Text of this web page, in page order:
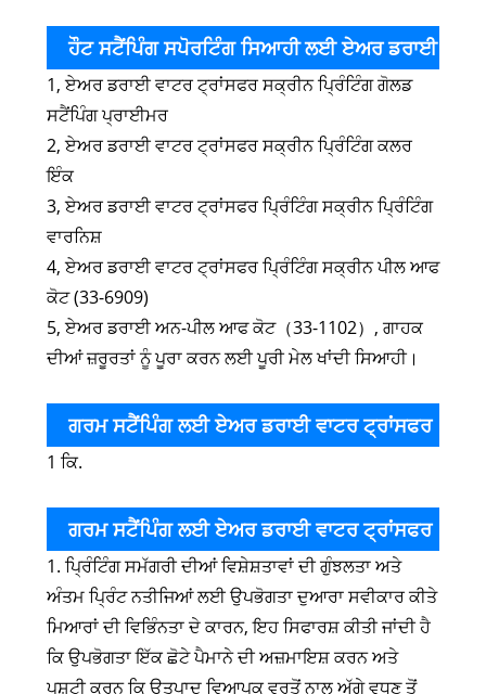
ਹੌਟ ਸਟੈਂਪਿੰਗ ਸਪੋਰਟਿੰਗ ਸਿਆਹੀ ਲਈ ਏਅਰ ਡਰਾਈ
ਵਾਟਰ ਟ੍ਰਾਂਸਫਰ ਸਕ੍ਰੀਨ ਪ੍ਰਿੰਟਿੰਗ ਬੈਰੀਅਰ ਸਿਆਹੀ
1, ਏਅਰ ਡਰਾਈ ਵਾਟਰ ਟ੍ਰਾਂਸਫਰ ਸਕ੍ਰੀਨ ਪ੍ਰਿੰਟਿੰਗ ਗੋਲਡ
ਸਟੈਂਪਿੰਗ ਪ੍ਰਾਈਮਰ
2, ਏਅਰ ਡਰਾਈ ਵਾਟਰ ਟ੍ਰਾਂਸਫਰ ਸਕ੍ਰੀਨ ਪ੍ਰਿੰਟਿੰਗ ਕਲਰ
ਇੰਕ
3, ਏਅਰ ਡਰਾਈ ਵਾਟਰ ਟ੍ਰਾਂਸਫਰ ਪ੍ਰਿੰਟਿੰਗ ਸਕ੍ਰੀਨ ਪ੍ਰਿੰਟਿੰਗ
ਵਾਰਨਿਸ਼
4, ਏਅਰ ਡਰਾਈ ਵਾਟਰ ਟ੍ਰਾਂਸਫਰ ਪ੍ਰਿੰਟਿੰਗ ਸਕ੍ਰੀਨ ਪੀਲ ਆਫ
ਕੋਟ (33-6909)
5, ਏਅਰ ਡਰਾਈ ਅਨ-ਪੀਲ ਆਫ ਕੋਟ（33-1102）, ਗਾਹਕ
ਦੀਆਂ ਜ਼ਰੂਰਤਾਂ ਨੂੰ ਪੂਰਾ ਕਰਨ ਲਈ ਪੂਰੀ ਮੇਲ ਖਾਂਦੀ ਸਿਆਹੀ।
ਗਰਮ ਸਟੈਂਪਿੰਗ ਲਈ ਏਅਰ ਡਰਾਈ ਵਾਟਰ ਟ੍ਰਾਂਸਫਰ
ਸਕ੍ਰੀਨ ਪ੍ਰਿੰਟਿੰਗ ਬੈਰੀਅਰ ਇੰਕ ਦਾ ਪੈਕੇਜ
1 ਕਿ.
ਗਰਮ ਸਟੈਂਪਿੰਗ ਲਈ ਏਅਰ ਡਰਾਈ ਵਾਟਰ ਟ੍ਰਾਂਸਫਰ
ਸਕ੍ਰੀਨ ਪ੍ਰਿੰਟਿੰਗ ਬੈਰੀਅਰ ਇੰਕ ਲਈ ਸਾਵਧਾਨੀਆਂ
1. ਪ੍ਰਿੰਟਿੰਗ ਸਮੱਗਰੀ ਦੀਆਂ ਵਿਸ਼ੇਸ਼ਤਾਵਾਂ ਦੀ ਗੁੰਝਲਤਾ ਅਤੇ
ਅੰਤਮ ਪ੍ਰਿੰਟ ਨਤੀਜਿਆਂ ਲਈ ਉਪਭੋਗਤਾ ਦੁਆਰਾ ਸਵੀਕਾਰ ਕੀਤੇ
ਮਿਆਰਾਂ ਦੀ ਵਿਭਿੰਨਤਾ ਦੇ ਕਾਰਨ, ਇਹ ਸਿਫਾਰਸ਼ ਕੀਤੀ ਜਾਂਦੀ ਹੈ
ਕਿ ਉਪਭੋਗਤਾ ਇੱਕ ਛੋਟੇ ਪੈਮਾਨੇ ਦੀ ਅਜ਼ਮਾਇਸ਼ ਕਰਨ ਅਤੇ
ਪੁਸ਼ਟੀ ਕਰਨ ਕਿ ਉਤਪਾਦ ਵਿਆਪਕ ਵਰਤੋਂ ਨਾਲ ਅੱਗੇ ਵਧਣ ਤੋਂ